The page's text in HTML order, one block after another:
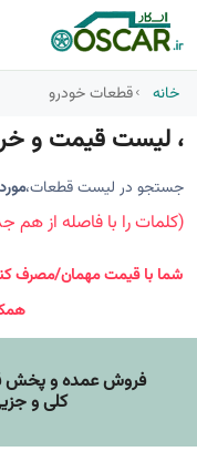
خانه قطعات خودرو
، لیست قیمت و
جستجو در لیست قطعات،
(کلمات را با فاصله از هم
شما با قیمت مهمان/مصرف
فروش عمده و پخش
کلی و